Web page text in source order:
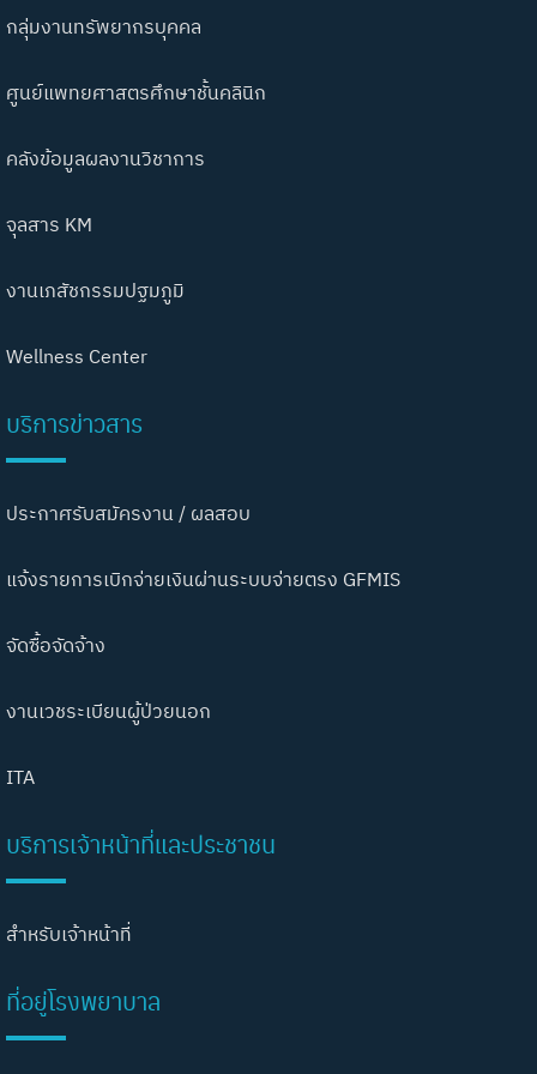
กลุ่มงานทรัพยากรบุคคล
ศูนย์แพทยศาสตรศึกษาชั้นคลินิก
คลังข้อมูลผลงานวิชาการ
จุลสาร KM
งานเภสัชกรรมปฐมภูมิ
Wellness Center
บริการข่าวสาร
ประกาศรับสมัครงาน / ผลสอบ
แจ้งรายการเบิกจ่ายเงินผ่านระบบจ่ายตรง GFMIS
จัดซื้อจัดจ้าง
งานเวชระเบียนผู้ป่วยนอก
ITA
บริการเจ้าหน้าที่และประชาชน
สำหรับเจ้าหน้าที่
ที่อยู่โรงพยาบาล